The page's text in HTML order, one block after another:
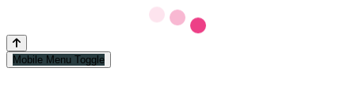
Mobile Menu Toggle